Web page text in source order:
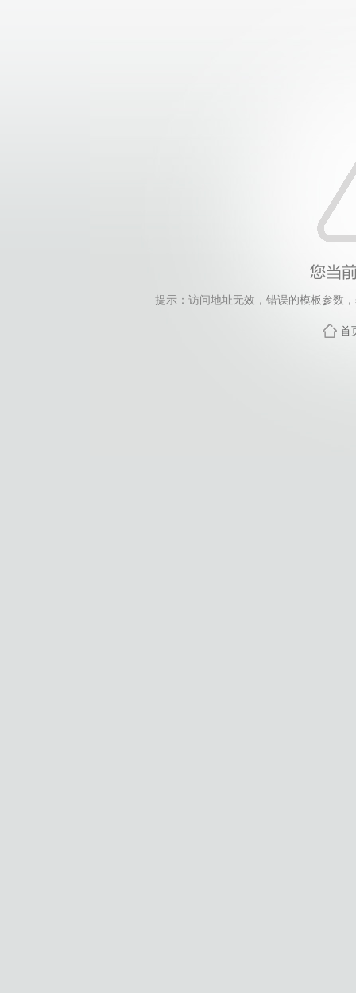
提示：访问地址无效，错误的模板参数
首